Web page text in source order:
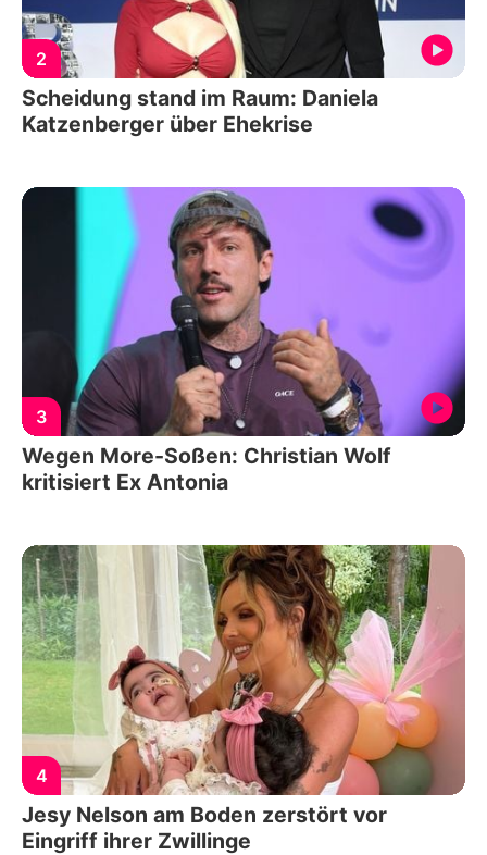
2
Scheidung stand im Raum: Daniela
Katzenberger über Ehekrise
3
Wegen More-Soßen: Christian Wolf
kritisiert Ex Antonia
4
Jesy Nelson am Boden zerstört vor
Eingriff ihrer Zwillinge